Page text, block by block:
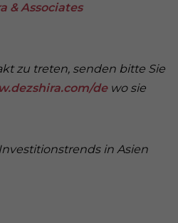
& Associates
zu treten, senden bitte Sie
dewo sie
in Asien